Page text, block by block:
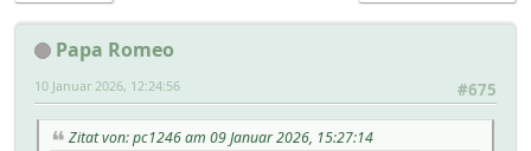
Papa Romeo
#675
10 Januar 2026, 12:24:56
Zitat von: pc1246 am 09 Januar 2026, 15:27:14